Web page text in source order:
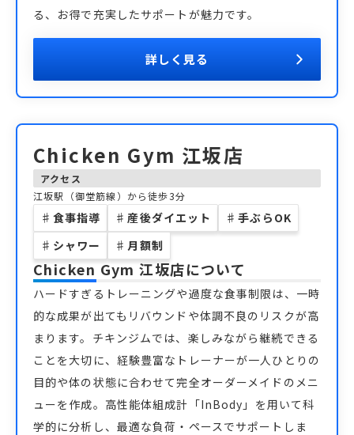
る、お得で充実したサポートが魅力です。
詳しく見る
Chicken Gym 江坂店
アクセス
江坂駅（御堂筋線）から徒歩3分
♯ 食事指導 ♯ 産後ダイエット ♯ 手ぶらOK
♯ シャワー ♯ 月額制
Chicken Gym 江坂店について
ハードすぎるトレーニングや過度な食事制限は、一時
的な成果が出てもリバウンドや体調不良のリスクが高
まります。チキンジムでは、楽しみながら継続できる
ことを大切に、経験豊富なトレーナーが一人ひとりの
目的や体の状態に合わせて完全オーダーメイドのメニ
ューを作成。高性能体組成計「InBody」を用いて科
学的に分析し、最適な負荷・ペースでサポートしま